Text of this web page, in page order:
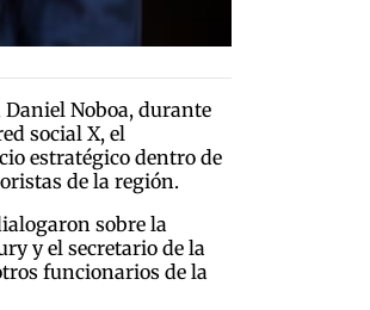
Daniel Noboa, durante
social X, el
estratégico dentro de
de la región.
sobre la
y el secretario de la
funcionarios de la